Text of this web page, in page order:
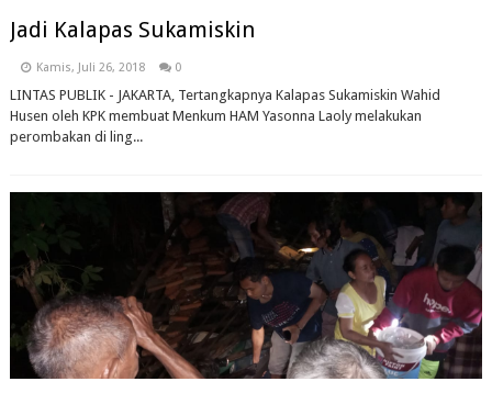
Jadi Kalapas Sukamiskin
Kamis, Juli 26, 2018 0
LINTAS PUBLIK - JAKARTA, Tertangkapnya Kalapas Sukamiskin Wahid
Husen oleh KPK membuat Menkum HAM Yasonna Laoly melakukan
perombakan di ling...